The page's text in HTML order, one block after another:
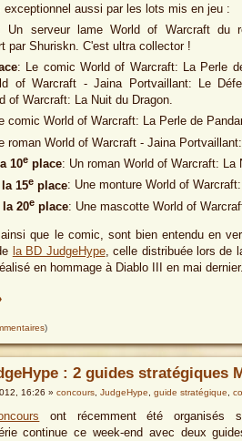
exceptionnel aussi par les lots mis en jeu :
Un serveur lame World of Warcraft du
par Shuriskn. C'est ultra collector !
: Le comic World of Warcraft: La Perle
of Warcraft - Jaina Portvaillant: Le
of Warcraft: La Nuit du Dragon.
comic World of Warcraft: La Perle de
roman World of Warcraft - Jaina
10e place: Un roman World of Warcraft: La
15e place: Une monture World of
la 20e place: Une mascotte World of
que le comic, sont bien entendu en
la BD JudgeHype, celle distribuée lors de
en hommage à Diablo III en mai dernier.
)
: 2 guides stratégiques
16:26 » concours JudgeHype guide stratégique
ont récemment été organisés
continue ce week-end avec deux